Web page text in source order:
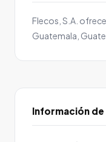
Flecos, S.A.
Guatemala,
Información